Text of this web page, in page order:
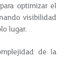
optimizar el
visibilidad
lugar.
de la